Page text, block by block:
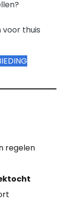
thuis
regelen